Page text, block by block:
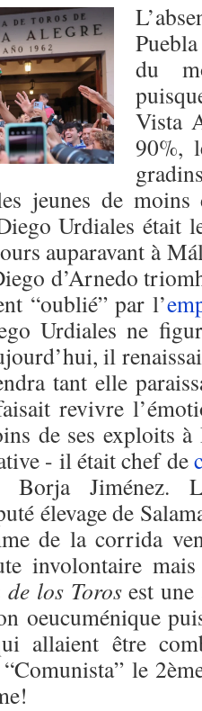
du
Vista
90%,
jeunes de
Urdiales était
auparavant à
d’Arnedo
“oublié” par l’
Urdiales ne
il
tant elle
revivre
de ses exploits
- il était chef de
Borja Jiménez.
élevage de
de la corrida
involontaire
de los Torosest une
oeucuménique
allaient être
le